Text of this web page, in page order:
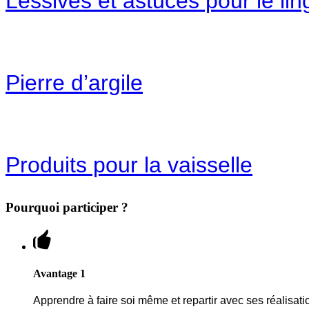
Pierre d’argile
Produits pour la vaisselle
Pourquoi participer ?
Avantage 1
Apprendre à faire soi même et repartir avec ses